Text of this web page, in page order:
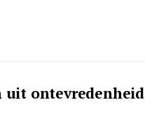
uit ontevredenheid